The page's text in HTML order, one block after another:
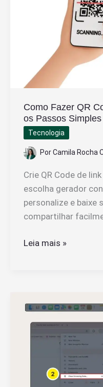
Privacidade
Como Fazer QR
os Passos Simples
Tecnologia
PorCamila Rocha
Crie QR Code de
escolha gerador
personalize e baixe
compartilhar
Como
Link:
Quais
São
Passos
Simples
Leia mais »